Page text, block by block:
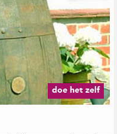
doe het zelf